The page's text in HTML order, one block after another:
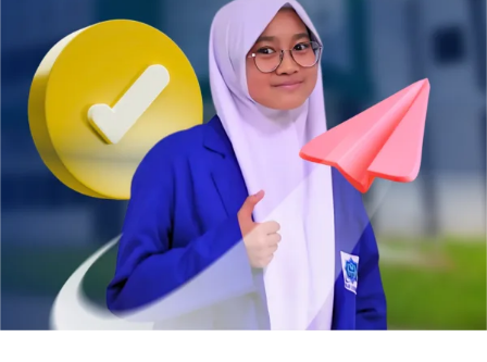
OUR PROGRAM
REGISTRATION
CONTACT US